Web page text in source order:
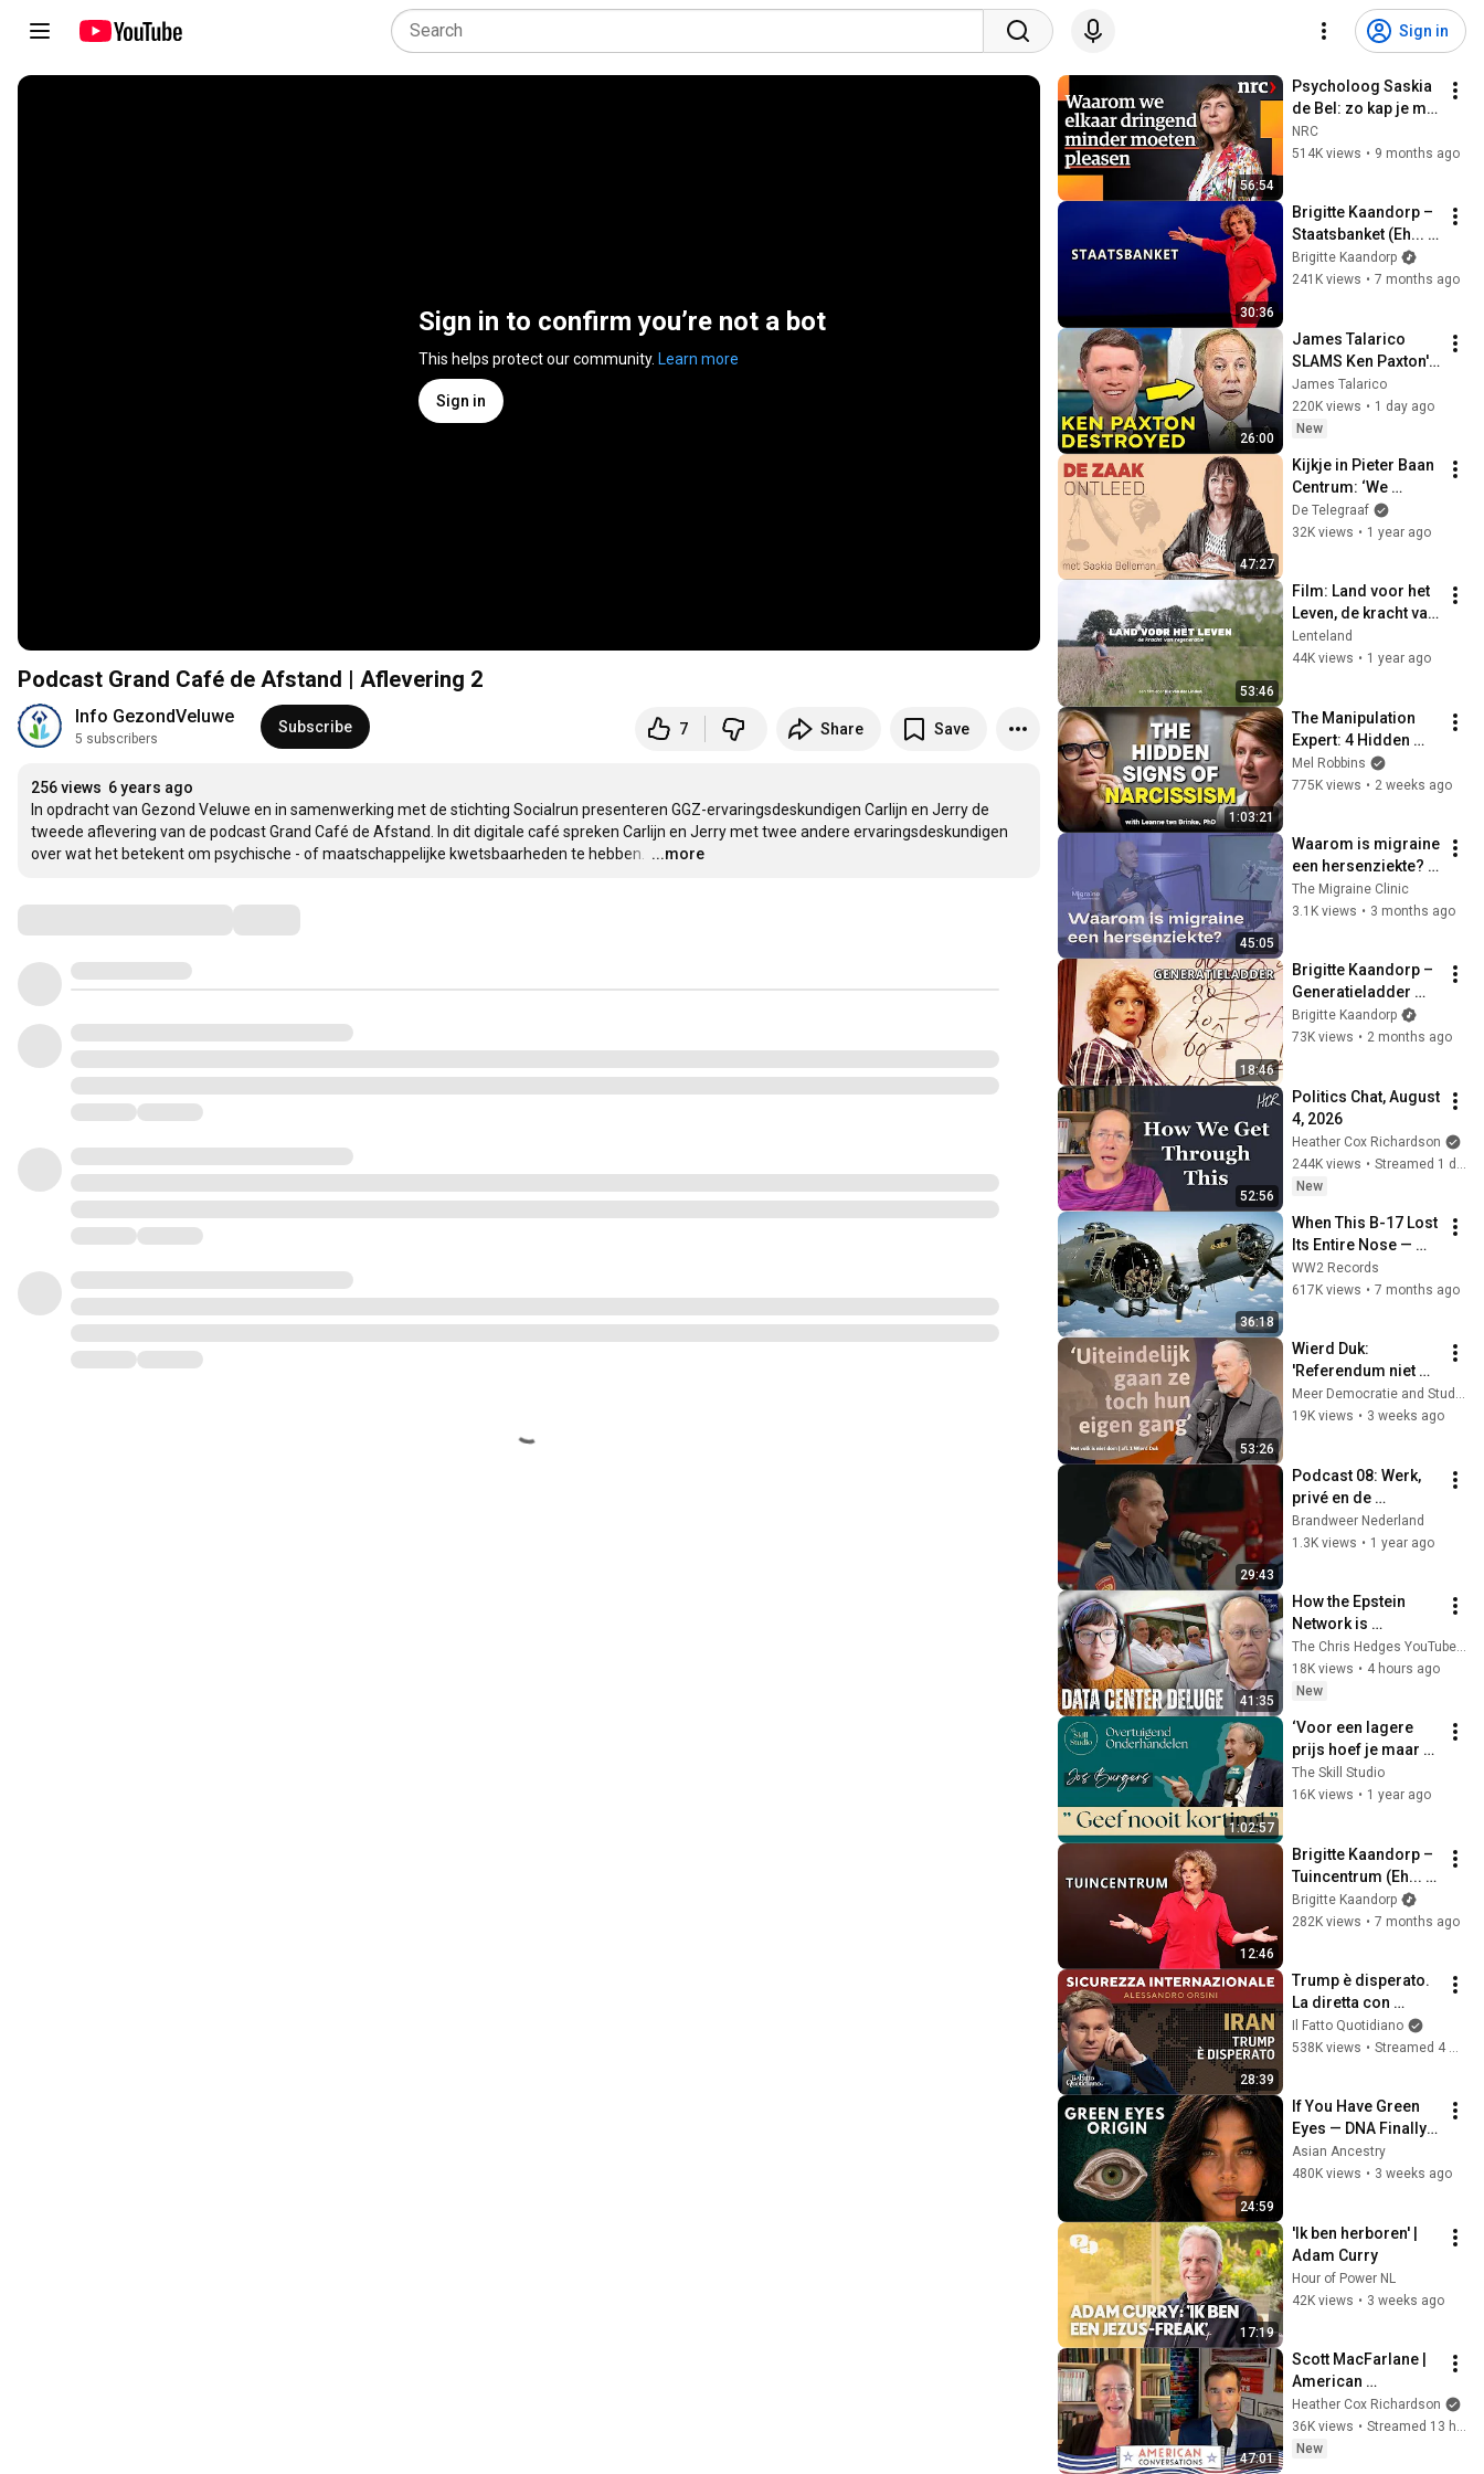
Sign in
Sign in to confirm you’re not a bot
This helps protect our community. Learn more
Sign in
Podcast Grand Café de Afstand | Aflevering 2
Info GezondVeluwe
5 subscribers
Subscribe 7 Share Save
256 views 6 years ago
In opdracht van Gezond Veluwe en in samenwerking met de stichting Socialrun presenteren GGZ-ervaringsdeskundigen Carlijn en Jerry de
tweede aflevering van de podcast Grand Café de Afstand. In dit digitale café spreken Carlijn en Jerry met twee andere ervaringsdeskundigen
over wat het betekent om psychische - of maatschappelijke kwetsbaarheden te hebben.
…
...more
56:54
Psycholoog Saskia
de Bel: zo kap je met
andere mensen te
pleasen
NRC
514K views • 9 months ago
30:36
Brigitte Kaandorp –
Staatsbanket (Eh...
2019)
Brigitte Kaandorp
241K views • 7 months ago
26:00
James Talarico
SLAMS Ken Paxton's
Corruption LIVE ON
AIR
James Talarico
220K views • 1 day ago
New
47:27
Kijkje in Pieter Baan
Centrum: ‘We
kruipen echt in huid
van verdachte’ | De
De Telegraaf
32K views • 1 year ago
53:46
Film: Land voor het
Leven, de kracht van
regeneratie, by Rik
van der Linden
Lenteland
44K views • 1 year ago
1:03:21
The Manipulation
Expert: 4 Hidden
Signs You’re
Dealing With a Toxic
Mel Robbins
775K views • 2 weeks ago
45:05
Waarom is migraine
een hersenziekte?
In gesprek met
migraine neuroloog
The Migraine Clinic
3.1K views • 3 months ago
18:46
Brigitte Kaandorp –
Generatieladder
(Zó, 2009)
Brigitte Kaandorp
73K views • 2 months ago
52:56
Politics Chat, August
4, 2026
Heather Cox Richardson
244K views •
New
36:18
When This B-17 Lost
Its Entire Nose —
This Crew Flew 10
Minutes Pulling
WW2 Records
617K views • 7 months ago
53:26
Wierd Duk:
'Referendum niet
nodig als politiek
zou werken'
Meer Democratie and Studio Gnoe
19K views • 3 weeks ago
29:43
Podcast 08: Werk,
privé en de
brandweer: hoe
combineren
Brandweer Nederland
1.3K views • 1 year ago
41:35
How the Epstein
Network is
Privatizing Govt &
Building the
Surveillance
Webb) |TCHR
The Chris Hedges YouTube Channel
18K views • 4 hours ago
New
1:02:57
‘Voor een lagere
prijs hoef je maar
één ding te zeggen!’
| Jos Burgers
The Skill Studio
16K views • 1 year ago
12:46
Brigitte Kaandorp –
Tuincentrum (Eh...
2019)
Brigitte Kaandorp
282K views • 7 months ago
28:39
Trump è disperato.
La diretta con
Alessandro Orsini
Il Fatto Quotidiano
538K views • Streamed 4 months ago
24:59
If You Have Green
Eyes — DNA Finally
Revealed Where
They Really Come
Asian Ancestry
480K views • 3 weeks ago
17:19
'Ik ben herboren' |
Adam Curry
Hour of Power NL
42K views • 3 weeks ago
47:01
Scott MacFarlane |
American
Conversations
Heather Cox Richardson
36K views •
Streamed 13 hours ago
New